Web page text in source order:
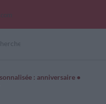
: anniversaire •
de naissance